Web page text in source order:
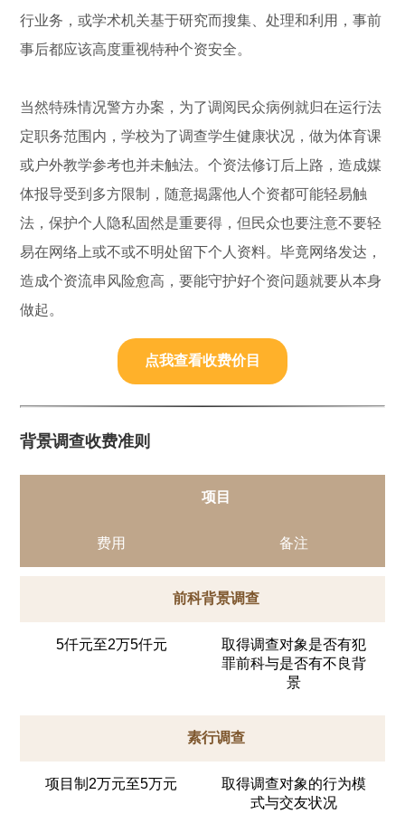
行业务，或学术机关基于研究而搜集、处理和利用，事前
事后都应该高度重视特种个资安全。
当然特殊情况警方办案，为了调阅民众病例就归在运行法
定职务范围内，学校为了调查学生健康状况，做为体育课
或户外教学参考也并未触法。个资法修订后上路，造成媒
体报导受到多方限制，随意揭露他人个资都可能轻易触
法，保护个人隐私固然是重要得，但民众也要注意不要轻
易在网络上或不或不明处留下个人资料。毕竟网络发达，
造成个资流串风险愈高，要能守护好个资问题就要从本身
做起。
点我查看收费价目
背景调查收费准则
项目
费用 备注
前科背景调查
5仟元至2万5仟元
取得调查对象是否有犯
罪前科与是否有不良背
景
素行调查
项目制2万元至5万元
取得调查对象的行为模
式与交友状况